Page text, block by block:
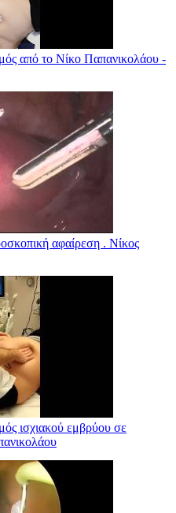
από το Νίκο Παπανικολάου -
αφαίρεση . Νίκος
ισχιακού εμβρύου σε